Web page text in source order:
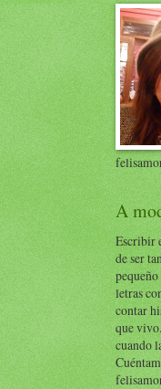
A
Escribir
de ser
letras
contar
que
cuando